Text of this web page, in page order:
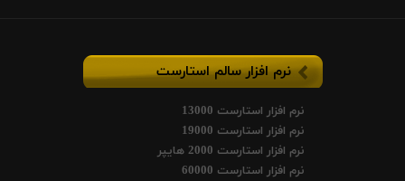
نرم افزار سالم استارست
نرم افزار استارست 13000
نرم افزار استارست 19000
نرم افزار استارست 2000 هایپر
نرم افزار استارست 60000